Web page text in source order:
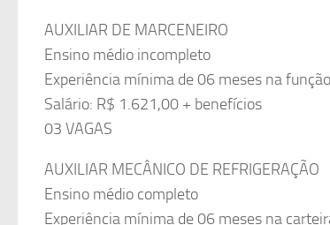
AUXILIAR DE MARCENEIRO
Ensino médio incompleto
Experiência mínima de 06 meses na função
Salário: R$ 1.621,00 + benefícios
03 VAGAS
AUXILIAR MECÂNICO DE REFRIGERAÇÃO
Ensino médio completo
Experiência mínima de 06 meses na